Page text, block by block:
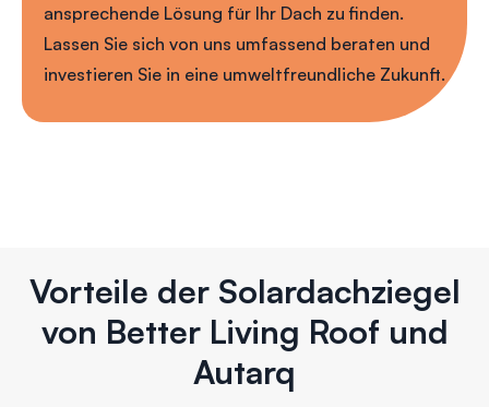
ansprechende Lösung für Ihr Dach zu finden.
Lassen Sie sich von uns umfassend beraten und
investieren Sie in eine umweltfreundliche Zukunft.
Vorteile der Solardachziegel
von Better Living Roof und
Autarq